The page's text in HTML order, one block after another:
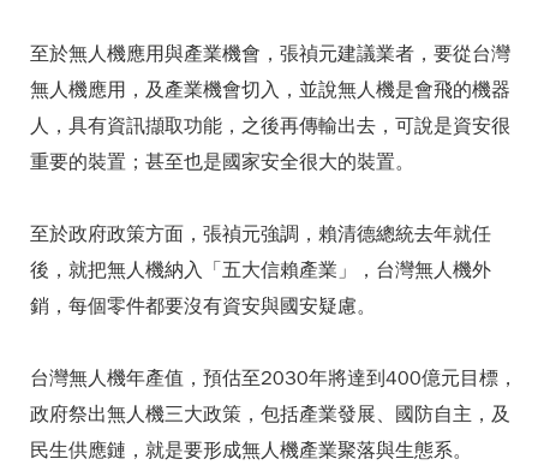
至於無人機應用與產業機會，張禎元建議業者，要從台灣
無人機應用，及產業機會切入，並說無人機是會飛的機器
人，具有資訊擷取功能，之後再傳輸出去，可說是資安很
重要的裝置；甚至也是國家安全很大的裝置。
至於政府政策方面，張禎元強調，賴清德總統去年就任
後，就把無人機納入「五大信賴產業」，台灣無人機外
銷，每個零件都要沒有資安與國安疑慮。
台灣無人機年產值，預估至2030年將達到400億元目標，
政府祭出無人機三大政策，包括產業發展、國防自主，及
民生供應鏈，就是要形成無人機產業聚落與生態系。